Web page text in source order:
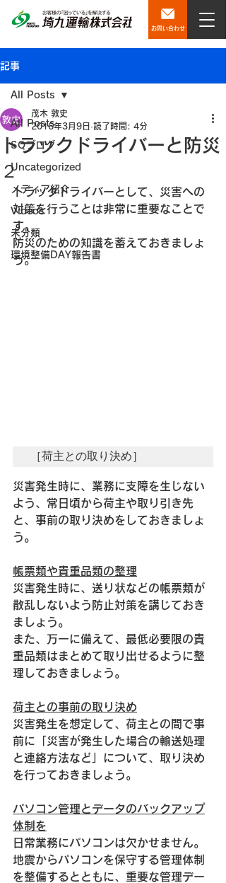
お問い合わせ
記事
All Posts
SQブログ
Uncategorized
メディア紹介
Videos
未分類
環境整備DAY報告書
All Posts
トラックドライバーと防災
２
茂木 敦史
2016年3月9日 読了時間: 4分
トラックドライバーとして、災害への
対策を行うことは非常に重要なことで
す。
防災のための知識を蓄えておきましょ
う。
［荷主との取り決め］
災害発生時に、業務に支障を生じない
よう、常日頃から荷主や取り引き先
と、事前の取り決めをしておきましょ
う。
帳票類や貴重品類の整理
災害発生時に、送り状などの帳票類が
散乱しないよう防止対策を講じておき
ましょう。
また、万一に備えて、最低必要限の貴
重品類はまとめて取り出せるように整
理しておきましょう。
荷主との事前の取り決め
災害発生を想定して、荷主との間で事
前に「災害が発生した場合の輸送処理
と連絡方法など」について、取り決め
を行っておきましょう。
パソコン管理とデータのバックアップ
体制を
日常業務にパソコンは欠かせません。
地震からパソコンを保守する管理体制
を整備するとともに、重要な管理デー